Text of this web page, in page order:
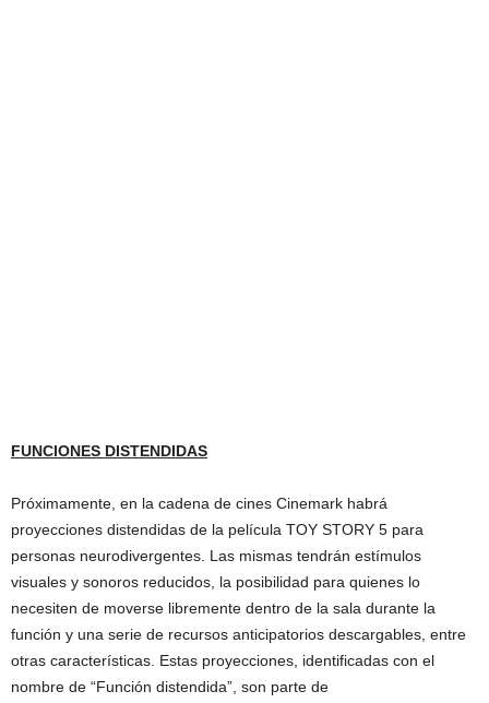
FUNCIONES DISTENDIDAS
Próximamente, en la cadena de cines Cinemark habrá
proyecciones distendidas de la película TOY STORY 5 para
personas neurodivergentes. Las mismas tendrán estímulos
visuales y sonoros reducidos, la posibilidad para quienes lo
necesiten de moverse libremente dentro de la sala durante la
función y una serie de recursos anticipatorios descargables, entre
otras características. Estas proyecciones, identificadas con el
nombre de “Función distendida”, son parte de